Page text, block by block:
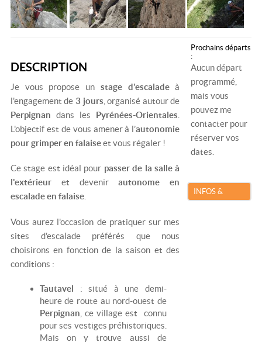
DESCRIPTION
Je vous propose un stage d'escaladeà
l'engagement de 3 jours , organisé autour de
Perpignandans les Pyrénées-Orientales
L'objectif est de vous amener à l’autonomie
pour grimper en falaiseet vous régaler !
Ce stage est idéal pour passer de la salle à
l'extérieuret devenirautonome en
escalade en falaise.
Vous aurez l'occasion de pratiquer sur mes
sites d'escalade préférés que nous
choisirons en fonction de la saison et des
conditions :
Tautavel : situé à une demi-
heure de route au nord-ouest de
Perpignan , ce village est connu
pour ses vestiges préhistoriques.
Mais on y trouve aussi de
Prochains départs
:
Aucun départ
programmé,
mais vous
pouvez me
contacter pour
réserver vos
dates.
INFOS &